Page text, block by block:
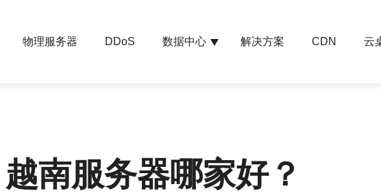
物理服务器 DDoS 数据中心 解决方案 CDN 云
越南服务器哪家好？